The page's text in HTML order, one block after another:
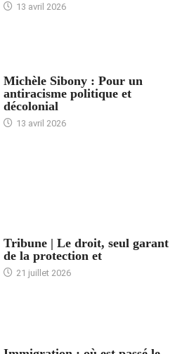
13 avril 2026
Michèle Sibony : Pour un
antiracisme politique et
décolonial
13 avril 2026
Tribune | Le droit, seul garant
de la protection et
21 juillet 2026